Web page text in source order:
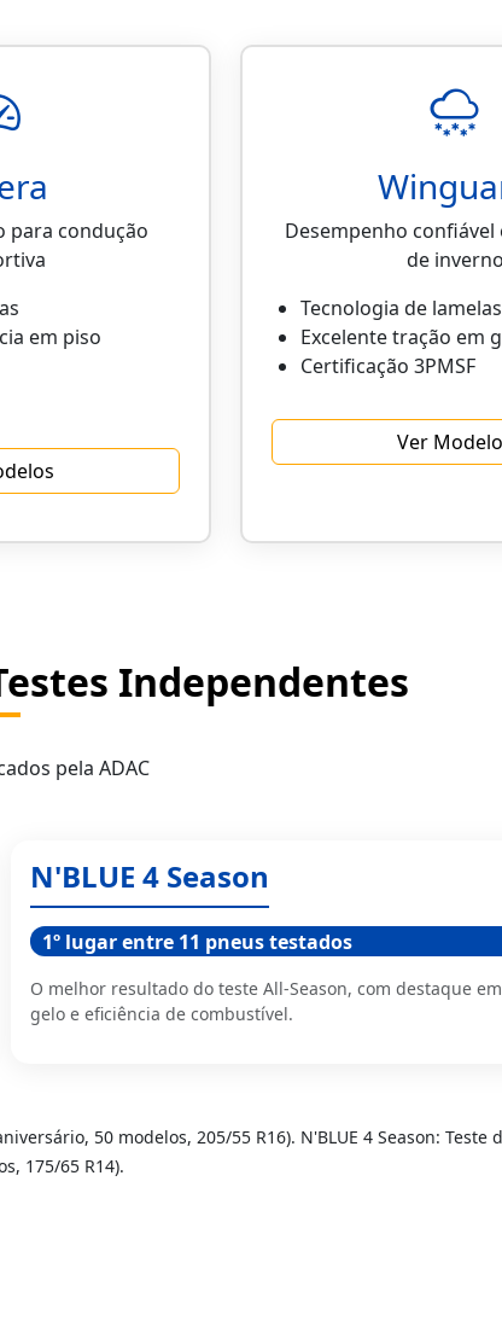
para condução
em piso
Desempenho confiável
de inverno
Tecnologia de
Excelente tração em
Certificação 3PMSF
Ver
Independentes
pela ADAC
N'BLUE 4 Season
1º lugar entre 11 pneus testados
O melhor resultado do teste All-Season, com destaque
gelo e eficiência de combustível.
50 modelos, 205/55 R16). N'BLUE 4 Season: Teste
175/65 R14).